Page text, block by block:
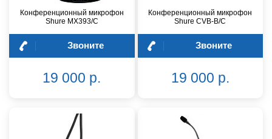
Конференционный микрофон
Shure MX393/C
Звоните
19 000 р.
Конференционный микрофон
Shure CVB-B/C
Звоните
19 000 р.